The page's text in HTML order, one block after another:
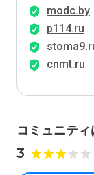
modc.by
p114.ru
cnmt.ru
コミュニテ
3